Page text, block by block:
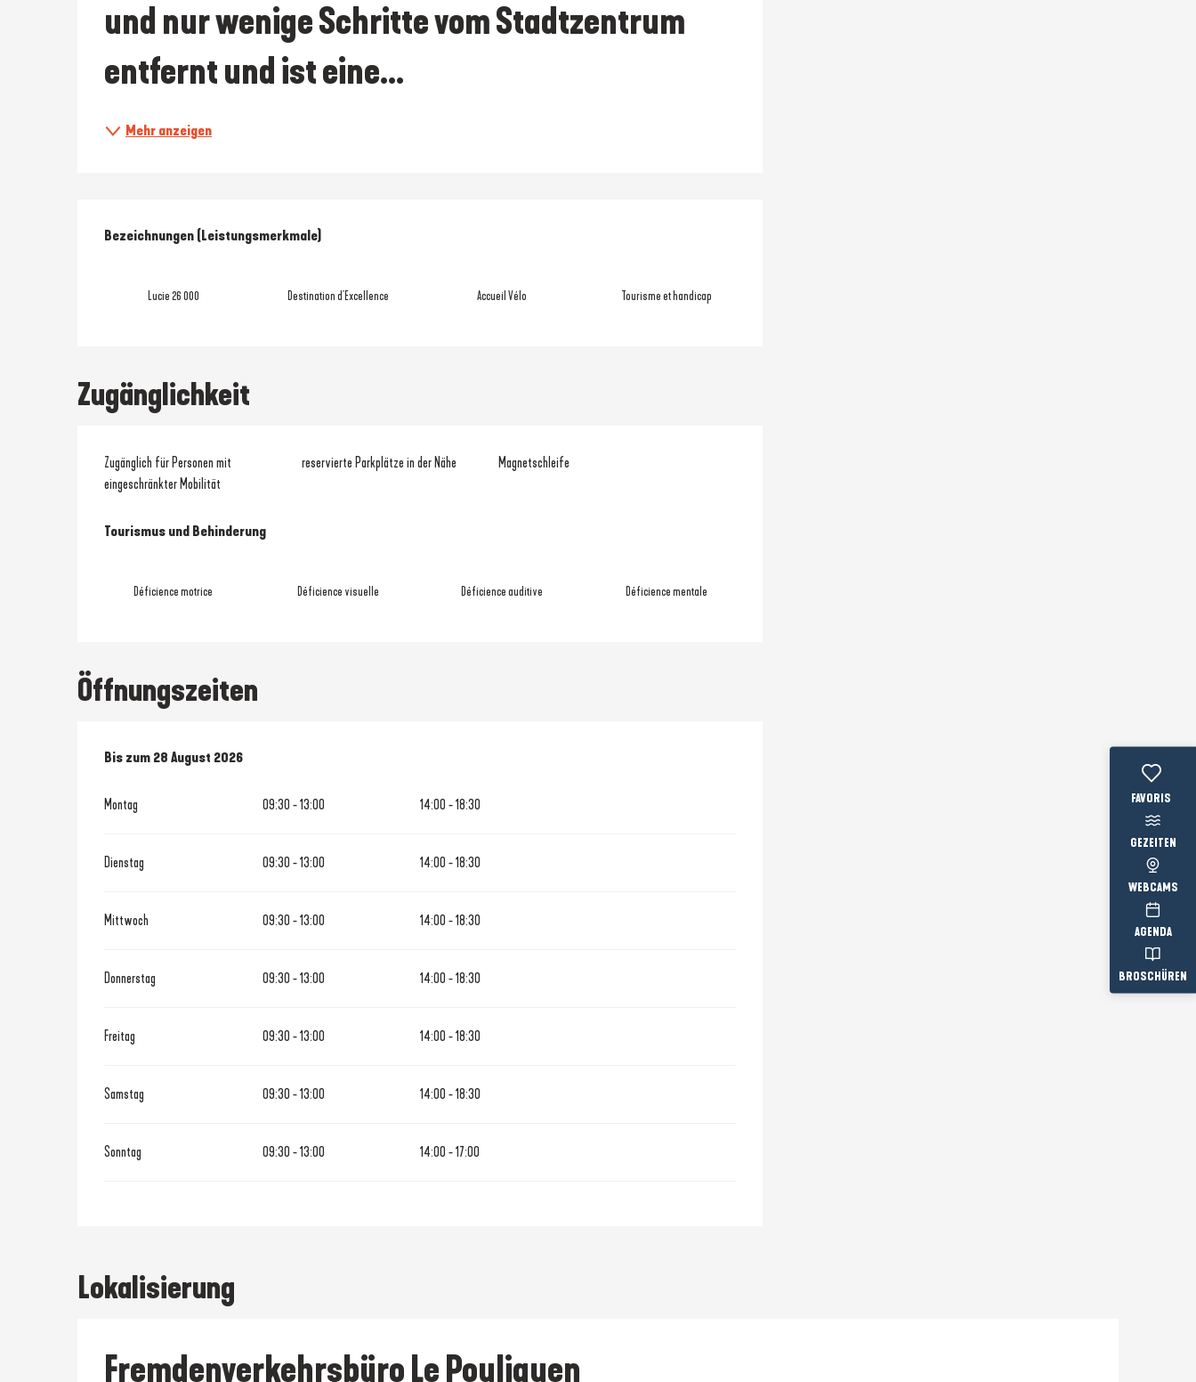
Voir les
GEZEITEN
WEBCAMS
AGENDA
BROSCHÜREN
und nur wenige Schritte vom Stadtzentrum
entfernt und ist eine...
Mehr anzeigen
Leistungensmöglichkeiten
Bezeichnungen (Leistungsmerkmale)
Bezeichnungen (Leistungsmerkmale)
Lucie 26 000 Destination d'Excellence Accueil Vélo Tourisme et handicap
Zugänglichkeit
Zugänglich für Personen mit
eingeschränkter Mobilität
reservierte Parkplätze in der Nähe Magnetschleife
Tourismus und Behinderung
Tourismus und Behinderung
Déficience motrice Déficience visuelle Déficience auditive Déficience mentale
Öffnungszeiten
vom4 Juli 2026bis zum28 August 2026
Bis zum 28 August 2026
Montag 09:30 - 13:00 14:00 - 18:30
Dienstag 09:30 - 13:00 14:00 - 18:30
Mittwoch 09:30 - 13:00 14:00 - 18:30
Donnerstag 09:30 - 13:00 14:00 - 18:30
Freitag 09:30 - 13:00 14:00 - 18:30
Samstag 09:30 - 13:00 14:00 - 18:30
Sonntag 09:30 - 13:00 14:00 - 17:00
Lokalisierung
Fremdenverkehrsbüro Le Pouliguen